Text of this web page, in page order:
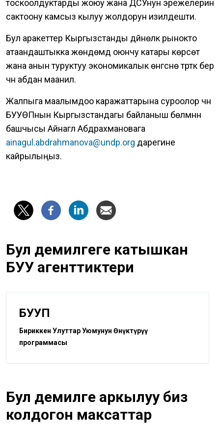
тоскоолдуктарды жоюу жана ДСУнун эрежелерин
сактоону камсыз кылуу жолдорун изилдешти.
Бул аракеттер Кыргызстанды дүйнөлүк рынокто
атаандаштыкка жөндөмдүү оюнчу катары көрсөтүү
жана анын туруктуу экономикалык өнүгүүсүнө түрткү берүү
үчүн абдан маанилүү.
Жалпыга маалымдоо каражаттарына суроолор үчүн
БУУӨПнын Кыргызстандагы байланыш бөлүмүнүн
башчысы Айнагүл Абдрахмановага
ainagul.abdrahmanova@undp.org дарегине
кайрылыңыз.
Бул демилгеге катышкан
БУУ агенттиктери
БУУӨП
Бириккен Улуттар Уюмунун Өнүктүрүү
программасы
Бул демилге аркылуу биз
колдогон максаттар